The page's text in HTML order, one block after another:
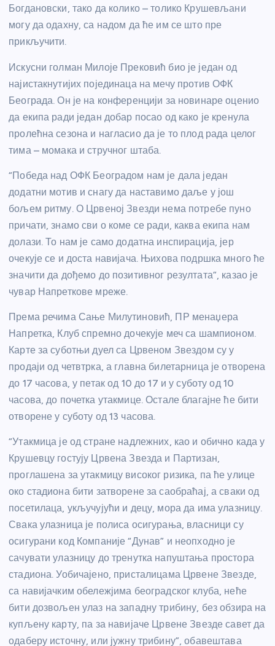
Богдановски, тако да колико – толико Крушевљани
могу да одахну, са надом да ће им се што пре
прикључити.
Искусни голман Милоје Прековић био је један од
најистакнутијих појединаца на мечу против ОФК
Београда. Он је на конференцији за новинаре оценио
да екипа ради један добар посао од како је кренула
пролећна сезона и нагласио да је то плод рада целог
тима – момака и стручног штаба.
“Победа над ОФК Београдом нам је дала један
додатни мотив и снагу да наставимо даље у још
бољем ритму. О Црвеној Звезди нема потребе пуно
причати, знамо сви о коме се ради, каква екипа нам
долази. То нам је само додатна инспирација, јер
очекује се и доста навијача. Њихова подршка много ће
значити да дођемо до позитивног резултата”, казао је
чувар Напреткове мреже.
Према речима Сање Милутиновић, ПР менаџера
Напретка, Клуб спремно дочекује меч са шампионом.
Карте за суботњи дуел са Црвеном Звездом су у
продаји од четвтрка, а главна билетарница је отворена
до 17 часова, у петак од 10 до 17 и у суботу од 10
часова, до почетка утакмице. Остале благајне ће бити
отворене у суботу од 13 часова.
“Утакмица је од стране надлежних, као и обично када у
Крушевцу гостују Црвена Звезда и Партизан,
проглашена за утакмицу високог ризика, па ће улице
око стадиона бити затворене за саобраћај, а сваки од
посетилаца, укључујући и децу, мора да има улазницу.
Свака улазница је полиса осигурања, власници су
осигурани код Компаније “Дунав” и неопходно је
сачувати улазницу до тренутка напуштања простора
стадиона. Уобичајено, присталицама Црвене Звезде,
са навијачким обележјима београдског клуба, неће
бити дозвољен улаз на западну трибину, без обзира на
купљену карту, па за навијаче Црвене Звезде савет да
одаберу источну, или јужну трибину”, обавештава